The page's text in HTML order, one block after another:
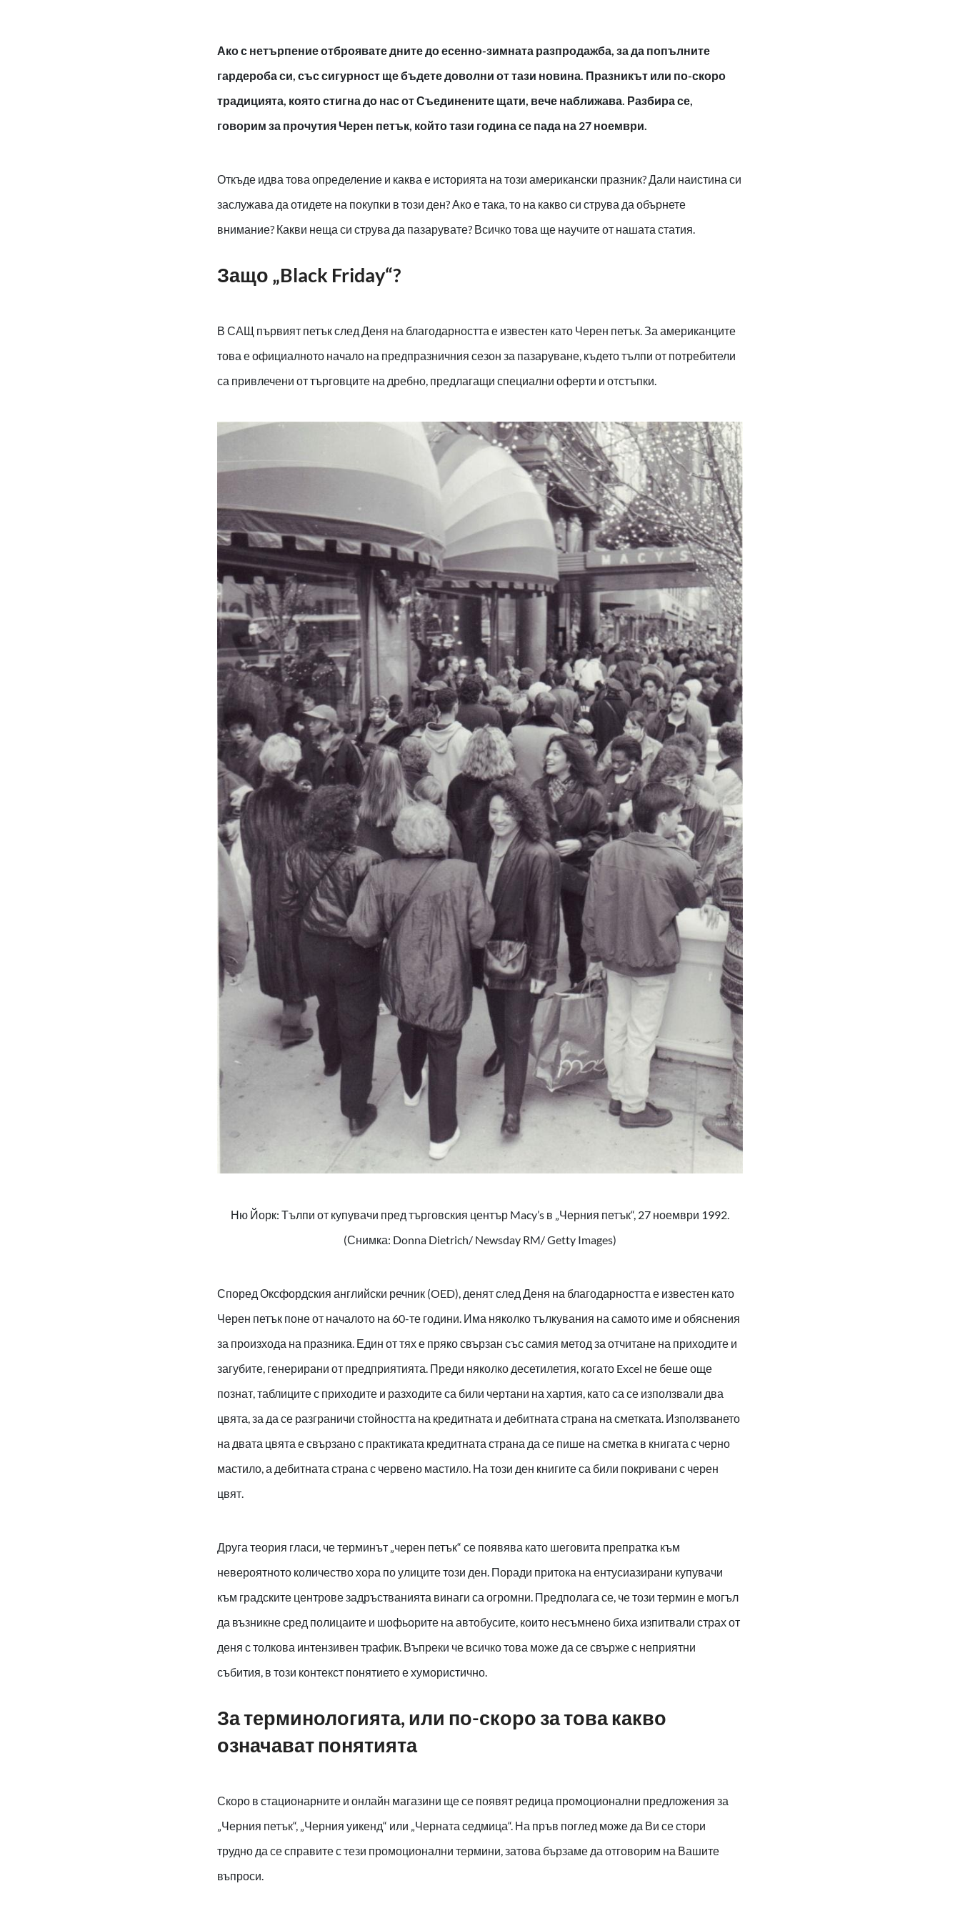
Ако с нетърпение отброявате дните до есенно-зимната разпродажба, за да попълните
гардероба си, със сигурност ще бъдете доволни от тази новина. Празникът или по-скоро
традицията, която стигна до нас от Съединените щати, вече наближава. Разбира се,
говорим за прочутия Черен петък, който тази година се пада на 27 ноември.
Откъде идва това определение и каква е историята на този американски празник? Дали наистина си
заслужава да отидете на покупки в този ден? Ако е така, то на какво си струва да обърнете
внимание? Какви неща си струва да пазарувате? Всичко това ще научите от нашата статия.
Защо „Black Friday“?
В САЩ първият петък след Деня на благодарността е известен като Черен петък. За американците
това е официалното начало на предпразничния сезон за пазаруване, където тълпи от потребители
са привлечени от търговците на дребно, предлагащи специални оферти и отстъпки.
Ню Йорк: Тълпи от купувачи пред търговския център Macy’s в „Черния петък“, 27 ноември 1992.
(Снимка: Donna Dietrich/ Newsday RM/ Getty Images)
Според Оксфордския английски речник (OED), денят след Деня на благодарността е известен като
Черен петък поне от началото на 60-те години. Има няколко тълкувания на самото име и обяснения
за произхода на празника. Един от тях е пряко свързан със самия метод за отчитане на приходите и
загубите, генерирани от предприятията. Преди няколко десетилетия, когато Excel не беше още
познат, таблиците с приходите и разходите са били чертани на хартия, като са се използвали два
цвята, за да се разграничи стойността на кредитната и дебитната страна на сметката. Използването
на двата цвята е свързано с практиката кредитната страна да се пише на сметка в книгата с черно
мастило, а дебитната страна с червено мастило. На този ден книгите са били покривани с черен
цвят.
Друга теория гласи, че терминът „черен петък“ се появява като шеговита препратка към
невероятното количество хора по улиците този ден. Поради притока на ентусиазирани купувачи
към градските центрове задръстванията винаги са огромни. Предполага се, че този термин е могъл
да възникне сред полицаите и шофьорите на автобусите, които несъмнено биха изпитвали страх от
деня с толкова интензивен трафик. Въпреки че всичко това може да се свърже с неприятни
събития, в този контекст понятието е хумористично.
За терминологията, или по-скоро за това какво
означават понятията
Скоро в стационарните и онлайн магазини ще се появят редица промоционални предложения за
„Черния петък“, „Черния уикенд“ или „Черната седмица“. На пръв поглед може да Ви се стори
трудно да се справите с тези промоционални термини, затова бързаме да отговорим на Вашите
въпроси.